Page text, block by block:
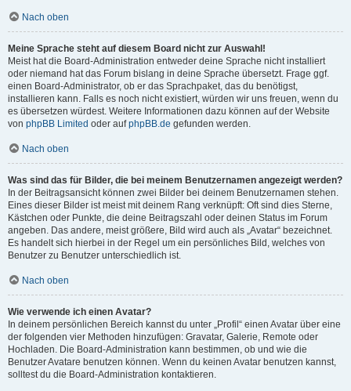
Nach oben
Meine Sprache steht auf diesem Board nicht zur Auswahl!
Meist hat die Board-Administration entweder deine Sprache nicht installiert
oder niemand hat das Forum bislang in deine Sprache übersetzt. Frage ggf.
einen Board-Administrator, ob er das Sprachpaket, das du benötigst,
installieren kann. Falls es noch nicht existiert, würden wir uns freuen, wenn du
es übersetzen würdest. Weitere Informationen dazu können auf der Website
von phpBB Limited oder aufphpBB.de gefunden werden.
Nach oben
Was sind das für Bilder, die bei meinem Benutzernamen angezeigt werden?
In der Beitragsansicht können zwei Bilder bei deinem Benutzernamen stehen.
Eines dieser Bilder ist meist mit deinem Rang verknüpft: Oft sind dies Sterne,
Kästchen oder Punkte, die deine Beitragszahl oder deinen Status im Forum
angeben. Das andere, meist größere, Bild wird auch als „Avatar“ bezeichnet.
Es handelt sich hierbei in der Regel um ein persönliches Bild, welches von
Benutzer zu Benutzer unterschiedlich ist.
Nach oben
Wie verwende ich einen Avatar?
In deinem persönlichen Bereich kannst du unter „Profil“ einen Avatar über eine
der folgenden vier Methoden hinzufügen: Gravatar, Galerie, Remote oder
Hochladen. Die Board-Administration kann bestimmen, ob und wie die
Benutzer Avatare benutzen können. Wenn du keinen Avatar benutzen kannst,
solltest du die Board-Administration kontaktieren.